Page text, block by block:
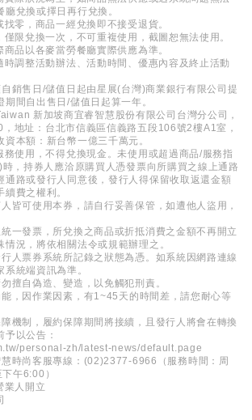
兌換或擇日再行兌換。
零，商品一經兌換即不接受退貨。
限兌換一次，不可重複使用，截圖恕無法使用。
品以各麥當勞餐廳實際供應為準。
時調整活動辦法、活動時間、優惠內容及終止活動
銷售日/儲值日起由星展(台灣)商業銀行有限公司提
間自出售日/儲值日起算一年。
新加坡商宜睿智慧股份有限公司台灣分公司，
地址：台北市信義區信義路五段106號2樓A1室，
本額：新台幣一億三千萬元。
務使用，不得兌換現金。未使用或超過商品/服務指
，持券人應洽原購買人憑發票向所購買之線上通路
通路或發行人同意後，發行人得保留收取返還金額
費之權利。
皆可使用本券，請自行妥善保管，如遭他人盜用，
一發票，所兌換之商品或折抵消費之金額不再開立
況，將依相關法令或規範辦理之。
人票券系統所記錄之狀態為憑。如系統因網路連線
統端資訊為準。
擅自偽造、變造，以免觸犯刑責。
，因作業因素，有1~45天的時間差，請您耐心等
機制，履約保障期間將接續，且發行人將會在轉換
予以公告：
personal-zh/latest-news/default.page
時尚客服專線：(02)2377-6966（服務時間：周
午6:00）
業人開立